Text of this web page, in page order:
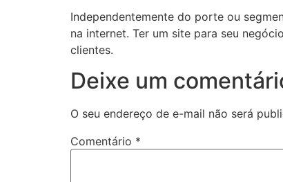
Independentemente do porte ou
na internet. Ter um site para seu
clientes.
Deixe um
O seu endereço de e-mail não será
Comentário *